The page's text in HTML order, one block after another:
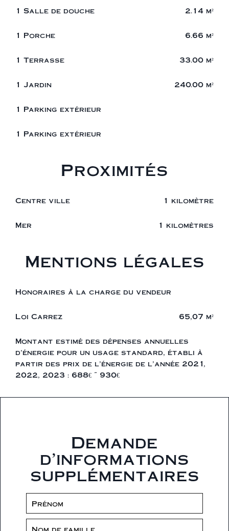
1 Salle de douche 2.14 m²
1 Porche 6.66 m²
1 Terrasse 33.00 m²
1 Jardin 240.00 m²
1 Parking extérieur
1 Parking extérieur
Proximités
Centre ville 1 kilomètre
Mer 1 kilomètres
Mentions légales
Honoraires à la charge du vendeur
Loi Carrez 65,07 m²
Montant estimé des dépenses annuelles
d'énergie pour un usage standard, établi à
partir des prix de l'énergie de l'année 2021,
2022, 2023 : 688€ ~ 930€
Demande
d'informations
supplémentaires